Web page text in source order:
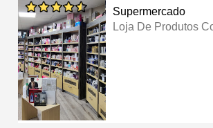
Supermercado
Loja De Produtos